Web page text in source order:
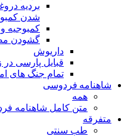
بردیه
شدن
کمبوجیه
گشودن
داریوش
قبایل پارسی
تمام جنگ های
شاهنامه فردوسی
همه
متن کامل شاهنامه
متفرقه
طب سنتی